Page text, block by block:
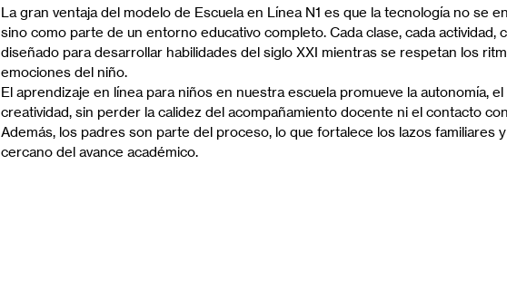
La gran ventaja del modelo de Escuela en Línea N1 es que la tecnología no se
sino como parte de un entorno educativo completo. Cada clase, cada actividad,
diseñado para desarrollar habilidades del siglo XXI mientras se respetan los
emociones del niño.
El aprendizaje en línea para niños en nuestra escuela promueve la autonomía,
creatividad, sin perder la calidez del acompañamiento docente ni el contacto
Además, los padres son parte del proceso, lo que fortalece los lazos familiares
cercano del avance académico.